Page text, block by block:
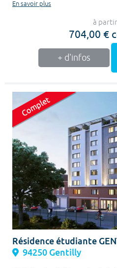
En savoir plus
à
704,00 €
+ d'infos
Résidence étudiante
94250 Gentilly